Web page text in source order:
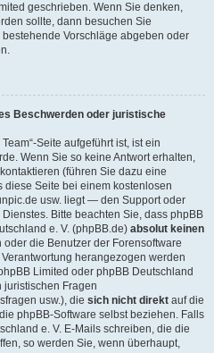
geschrieben. Wenn Sie denken,
sollte, dann besuchen Sie
bestehende Vorschläge abgeben oder
Beschwerden oder juristische
Seite aufgeführt ist, ist ein
Wenn Sie so keine Antwort erhalten,
(führen Sie dazu eine
Seite bei einem kostenlosen
usw. liegt — den Support oder
Bitte beachten Sie, dass phpBB
e. V. (phpBB.de) absolut keinen
die Benutzer der Forensoftware
herangezogen werden
Limited oder phpBB Deutschland
juristischen Fragen
usw.), die sich nicht direkt auf die
phpBB-Software selbst beziehen. Falls
e. V. E-Mails schreiben, die die
so werden Sie, wenn überhaupt,